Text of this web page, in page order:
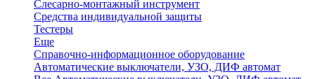
Слесарно-монтажный инструмент
Средства индивидуальной защиты
Тестеры
Еще
Справочно-информационное оборудование
Автоматические выключатели, УЗО, ДИФ автомат